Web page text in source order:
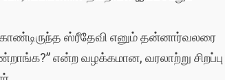
கொண்டிருந்த ஸ்ரீதேவி எனும் தன்னார்வலரை
என்ற வழக்கமான, வரலாற்று சிறப்பு